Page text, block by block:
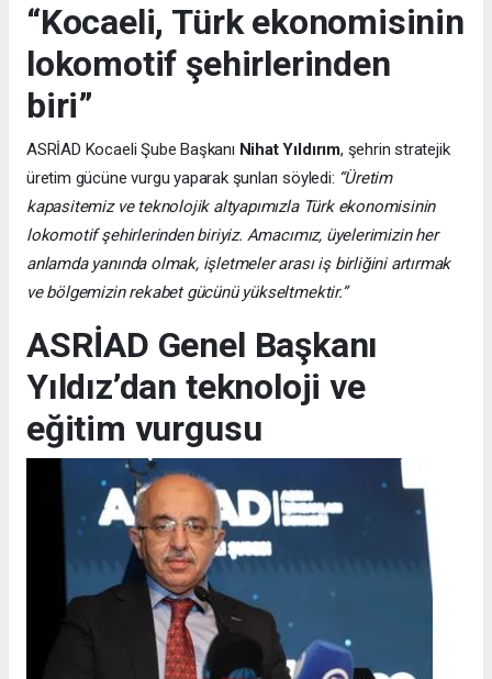
“Kocaeli, Türk ekonomisinin
lokomotif şehirlerinden
biri”
ASRİAD Kocaeli Şube Başkanı Nihat Yıldırım, şehrin stratejik
üretim gücüne vurgu yaparak şunları söyledi: “Üretim
kapasitemiz ve teknolojik altyapımızla Türk ekonomisinin
lokomotif şehirlerinden biriyiz. Amacımız, üyelerimizin her
anlamda yanında olmak, işletmeler arası iş birliğini artırmak
ve bölgemizin rekabet gücünü yükseltmektir.”
ASRİAD Genel Başkanı
Yıldız’dan teknoloji ve
eğitim vurgusu